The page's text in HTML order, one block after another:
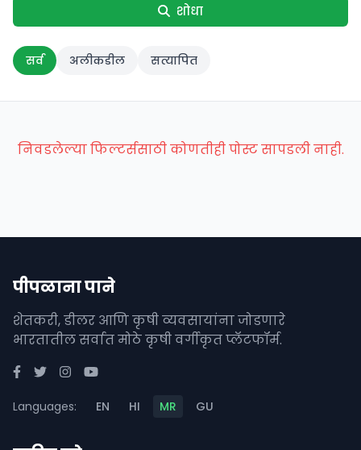
शोधा
सर्व अलीकडील सत्यापित
निवडलेल्या फिल्टर्ससाठी कोणतीही पोस्ट सापडली नाही.
पीपळाना पाने
शेतकरी, डीलर आणि कृषी व्यवसायांना जोडणारे
भारतातील सर्वात मोठे कृषी वर्गीकृत प्लॅटफॉर्म.
Languages: EN HI MR GU